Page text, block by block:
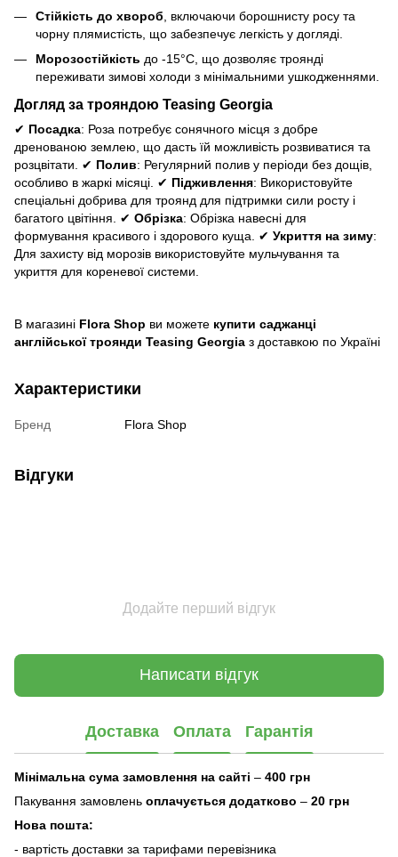
Стійкість до хвороб , включаючи борошнисту росу та
чорну плямистість, що забезпечує легкість у догляді.
Морозостійкість до -15°C, що дозволяє троянді
переживати зимові холоди з мінімальними ушкодженнями.
Догляд за трояндою Teasing Georgia
✔ Посадка: Роза потребує сонячного місця з добре
дренованою землею, що дасть їй можливість розвиватися та
розцвітати. ✔ Полив: Регулярний полив у періоди без дощів,
особливо в жаркі місяці. ✔ Підживлення: Використовуйте
спеціальні добрива для троянд для підтримки сили росту і
багатого цвітіння. ✔ Обрізка: Обрізка навесні для
формування красивого і здорового куща. ✔ Укриття на зиму:
Для захисту від морозів використовуйте мульчування та
укриття для кореневої системи.
В магазині Flora Shop ви можете купити саджанці
англійської троянди Teasing Georgia з доставкою по Україні
Характеристики
Бренд Flora Shop
Відгуки
Додайте перший відгук
Написати відгук
Доставка Оплата Гарантія
Мінімальна сума замовлення на сайті – 400 грн
Пакування замовлень оплачується додатково – 20 грн
Нова пошта:
- вартість доставки за тарифами перевізника